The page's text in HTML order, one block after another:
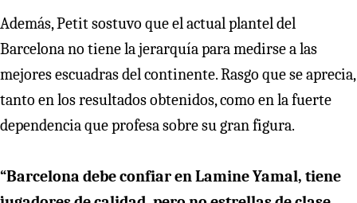
Además, Petit sostuvo que el actual plantel del
Barcelona no tiene la jerarquía para medirse a las
mejores escuadras del continente. Rasgo que se aprecia,
tanto en los resultados obtenidos, como en la fuerte
dependencia que profesa sobre su gran figura.
“Barcelona debe confiar en Lamine Yamal, tiene